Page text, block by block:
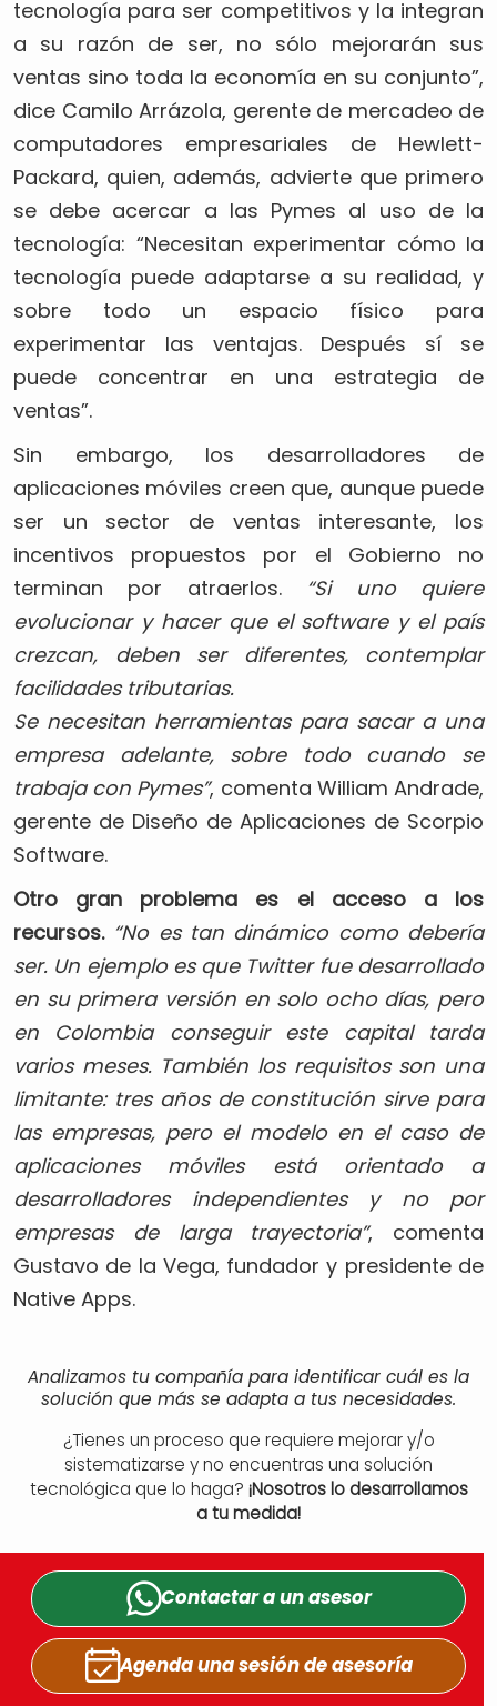
tecnología para ser competitivos y la integran
a su razón de ser, no sólo mejorarán sus
ventas sino toda la economía en su conjunto”,
dice Camilo Arrázola, gerente de mercadeo de
computadores empresariales de Hewlett-
Packard, quien, además, advierte que primero
se debe acercar a las Pymes al uso de la
tecnología: “Necesitan experimentar cómo la
tecnología puede adaptarse a su realidad, y
sobre todo un espacio físico para
experimentar las ventajas. Después sí se
puede concentrar en una estrategia de
ventas”.
Sin embargo, los desarrolladores de
aplicaciones móviles creen que, aunque puede
ser un sector de ventas interesante, los
incentivos propuestos por el Gobierno no
terminan por atraerlos. “Si uno quiere
evolucionar y hacer que el software y el país
crezcan, deben ser diferentes, contemplar
facilidades tributarias.
Se necesitan herramientas para sacar a una
empresa adelante, sobre todo cuando se
trabaja con Pymes”, comenta William Andrade,
gerente de Diseño de Aplicaciones de Scorpio
Software.
Otro gran problema es el acceso a los
recursos. “No es tan dinámico como debería
ser. Un ejemplo es que Twitter fue desarrollado
en su primera versión en solo ocho días, pero
en Colombia conseguir este capital tarda
varios meses. También los requisitos son una
limitante: tres años de constitución sirve para
las empresas, pero el modelo en el caso de
aplicaciones móviles está orientado a
desarrolladores independientes y no por
empresas de larga trayectoria”, comenta
Gustavo de la Vega, fundador y presidente de
Native Apps.
Analizamos tu compañía para identificar cuál es la
solución que más se adapta a tus necesidades.
¿Tienes un proceso que requiere mejorar y/o
sistematizarse y no encuentras una solución
tecnológica que lo haga? ¡Nosotros lo desarrollamos
a tu medida!
Contactar a unasesor
Agenda una sesiónde asesoría